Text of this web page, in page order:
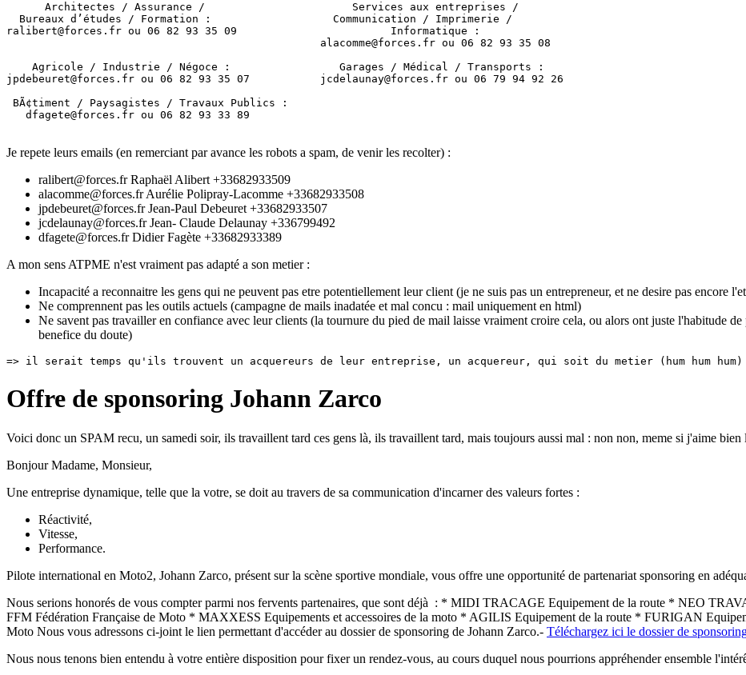
      Architectes / Assurance /                       Services aux entreprises /
  Bureaux d’études / Formation :                   Communication / Imprimerie /
ralibert@forces.fr ou 06 82 93 35 09                        Informatique :
                                                 alacomme@forces.fr ou 06 82 93 35 08
    Agricole / Industrie / Négoce :                 Garages / Médical / Transports :
jpdebeuret@forces.fr ou 06 82 93 35 07           jcdelaunay@forces.fr ou 06 79 94 92 26
BÃ¢timent / Paysagistes / Travaux Publics :
   dfagete@forces.fr ou 06 82 93 33 89
Je repete leurs emails (en remerciant par avance les robots a spam, de venir les recolter) :
ralibert@forces.fr Raphaël Alibert +33682933509
alacomme@forces.fr Aurélie Polipray-Lacomme +33682933508
jpdebeuret@forces.fr Jean-Paul Debeuret +33682933507
jcdelaunay@forces.fr Jean- Claude Delaunay +336799492
dfagete@forces.fr Didier Fagète +33682933389
A mon sens ATPME n'est vraiment pas adapté a son metier :
Incapacité a reconnaitre les gens qui ne peuvent pas etre potentiellement leur client (je ne suis pas un entrepreneur, et ne desire pas encore
Ne comprennent pas les outils actuels (campagne de mails inadatée et mal concu : mail uniquement en html)
Ne savent pas travailler en confiance avec leur clients (la tournure du pied de mail laisse vraiment croire cela, ou alors ont juste l'habitude
benefice du doute)
=> il serait temps qu'ils trouvent un acquereurs de leur entreprise, un acquereur, qui soit du metier (hum hum hum)
Offre de sponsoring Johann Zarco
Voici donc un SPAM recu, un samedi soir, ils travaillent tard ces gens là, ils travaillent tard, mais toujours aussi mal : non non, meme si j'aime
Bonjour Madame, Monsieur,
Une entreprise dynamique, telle que la votre, se doit au travers de sa communication d'incarner des valeurs fortes :
Réactivité,
Vitesse,
Performance.
Pilote international en Moto2, Johann Zarco, présent sur la scène sportive mondiale, vous offre une opportunité de partenariat sponsoring en
Nous serions honorés de vous compter parmi nos fervents partenaires, que sont déjà : * MIDI TRACAGE Equipement de la route * NEO
FFM Fédération Française de Moto * MAXXESS Equipements et accessoires de la moto * AGILIS Equipement de la route * FURIGAN
Moto Nous vous adressons ci-joint le lien permettant d'accéder au dossier de sponsoring de Johann Zarco.- Téléchargez ici le dossier de
Nous nous tenons bien entendu à votre entière disposition pour fixer un rendez-vous, au cours duquel nous pourrions appréhender ensemble